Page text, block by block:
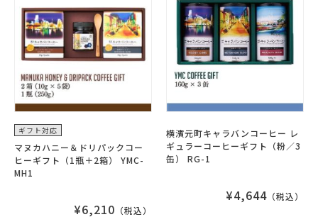
ギフト対応
マヌカハニー＆ドリパックコー
ヒーギフト（1瓶＋2箱） YMC-
MH1
¥6,210 （税込）
横濱元町キャラバンコーヒー レ
ギュラーコーヒーギフト（粉／3
缶） RG-1
¥4,644 （税込）